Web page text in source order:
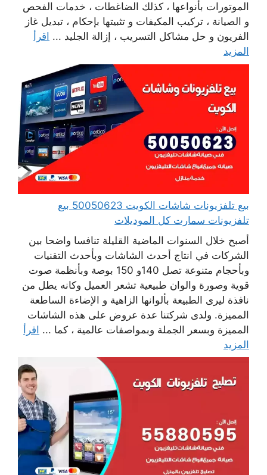
الموتورات بأنواعها ، كذلك الضاغطات ، خدمات الفحص
و الصيانة ، تركيب المكيفات و تثبيتها بإحكام ، تبديل غاز
الفريون و حل مشاكل التسريب ، إزالة الجليد ... اقرأ
المزيد
بيع تلفزيونات شاشات الكويت 50050623 بيع
تلفزيونات سمارت كل الموديلات
أصبح خلال السنوات الماضية القليلة تنافسا واضحا بين
الشركات في انتاج أحدث الشاشات وبأحدث التقنيات
وبأحجام متنوعة تصل 140و 150 بوصة وبأنظمة صوت
قوية وصورة والوان طبيعية تشعر العميل وكانه يطل من
نافذة ليرى الطبيعة بألوانها الزاهية و الإضاءة الساطعة
المميزة. ولدى شركتنا عدة عروض على هذه الشاشات
المميزة وبسعر الجملة وبمواصفات عالمية ، كما ... اقرأ
المزيد